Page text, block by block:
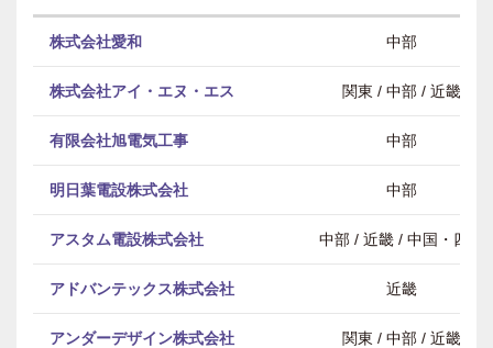
株式会社愛和 中部
株式会社アイ・エヌ・エス 関東 / 中部 / 近畿
有限会社旭電気工事 中部
明日葉電設株式会社 中部
アスタム電設株式会社 中部 / 近畿 / 中国・四国
アドバンテックス株式会社 近畿
アンダーデザイン株式会社 関東 / 中部 / 近畿